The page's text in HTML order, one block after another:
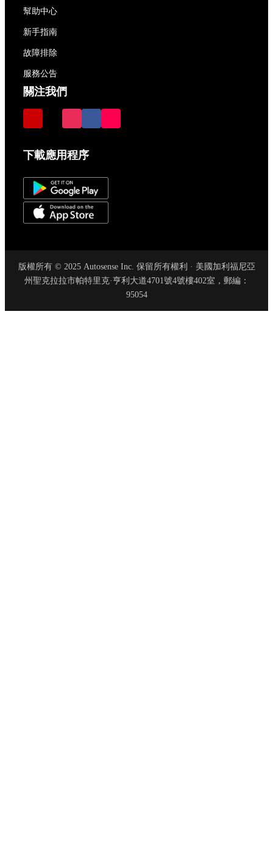
幫助中心
新手指南
故障排除
服務公告
關注我們
下載應用程序
版權所有 © 2025 Autosense Inc. 保留所有權利 · 美國加利福尼亞
州聖克拉拉市帕特里克·亨利大道4701號4號樓402室，郵編：
95054